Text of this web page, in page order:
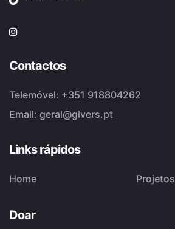
Contactos
Telemóvel: +351 918804262
Email: geral@givers.pt
Links rápidos
Home Projetos
Doar